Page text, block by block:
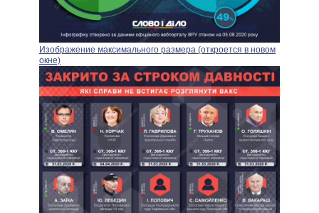
Изображение максимального размера (откроется в новом
окне)